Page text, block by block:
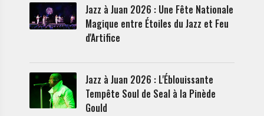
Jazz à Juan 2026 : Une Fête Nationale
Magique entre Étoiles du Jazz et Feu
d'Artifice
Jazz à Juan 2026 : L'Éblouissante
Tempête Soul de Seal à la Pinède
Gould